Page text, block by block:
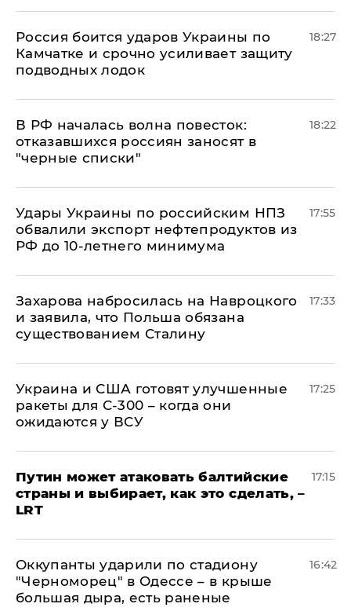
Россия боится ударов Украины по
Камчатке и срочно усиливает защиту
подводных лодок
18:27
​В РФ началась волна повесток:
отказавшихся россиян заносят в
"черные списки"
18:22
Удары Украины по российским НПЗ
обвалили экспорт нефтепродуктов из
РФ до 10-летнего минимума
17:55
​Захарова набросилась на Навроцкого
и заявила, что Польша обязана
существованием Сталину
17:33
Украина и США готовят улучшенные
ракеты для С-300 – когда они
ожидаются у ВСУ
17:25
Путин может атаковать балтийские
страны и выбирает, как это сделать, –
LRT
17:15
Оккупанты ударили по стадиону
"Черноморец" в Одессе – в крыше
большая дыра, есть раненые
16:42